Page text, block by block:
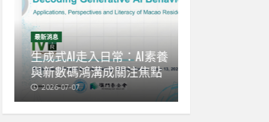
最新消息
生成式AI走入日常：AI素養
與新數碼鴻溝成關注焦點
2026-07-07